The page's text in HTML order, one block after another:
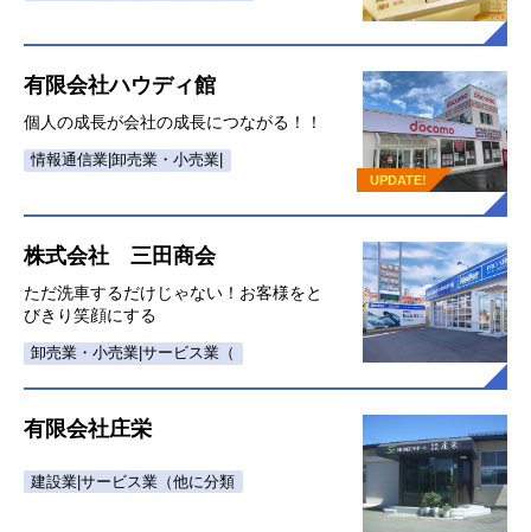
UPDATE!
有限会社ハウディ館
個人の成長が会社の成長につながる！！
情報通信業|卸売業・小売業|
株式会社 三田商会
ただ洗車するだけじゃない！お客様をと
びきり笑顔にする
卸売業・小売業|サービス業（
有限会社庄栄
建設業|サービス業（他に分類